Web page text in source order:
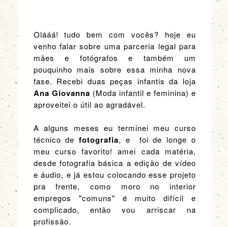
Olááá! tudo bem com vocês? hoje eu
venho falar sobre uma parceria legal para
mães e fotógrafos e também um
pouquinho mais sobre essa minha nova
fase. Recebi duas peças infantis da loja
Ana Giovanna (Moda infantil e feminina) e
aproveitei o útil ao agradável.
A alguns meses eu terminei meu curso
técnico defotografia, e foi de longe o
meu curso favorito! amei cada matéria,
desde fotografia básica a edição de vídeo
e áudio, e já estou colocando esse projeto
pra frente, como moro no interior
empregos "comuns" é muito difícil e
complicado, então vou arriscar na
profissão.